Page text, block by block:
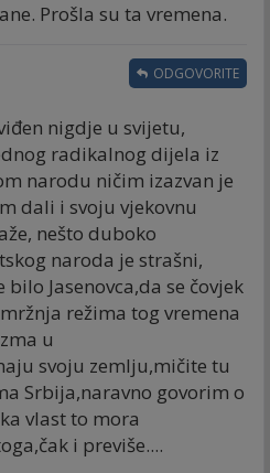
Prošla su ta vremena.
nigdje u svijetu,
radikalnog dijela iz
narodu ničim izazvan je
dali i svoju vjekovnu
nešto duboko
naroda je strašni,
Jasenovca,da se čovjek
režima tog vremena
u
svoju zemlju,mičite tu
Srbija,naravno govorim o
vlast to mora
i previše....
ODGOVORITE